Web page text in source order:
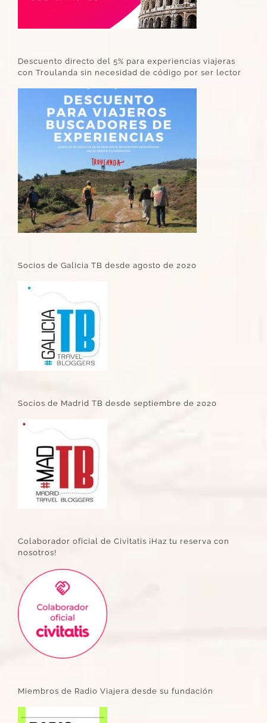
Descuento directo del 5% para experiencias viajeras
con Troulanda sin necesidad de código por ser lector
Socios de Galicia TB desde agosto de 2020
Socios de Madrid TB desde septiembre de 2020
Colaborador oficial de Civitatis ¡Haz tu reserva con
nosotros!
Miembros de Radio Viajera desde su fundación